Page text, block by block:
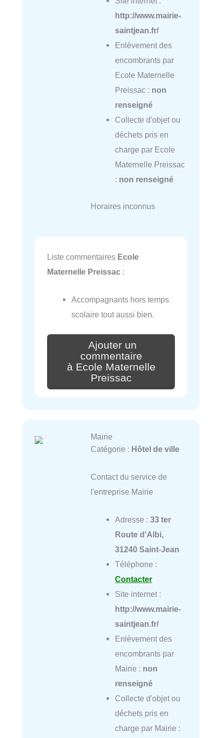
http://www.mairie-
saintjean.fr/
Enlèvement des
encombrants par
Ecole Maternelle
Preissac : non
renseigné
Collecte d'objet ou
déchets pris en
charge par Ecole
Maternelle Preissac
: non renseigné
Horaires inconnus
Liste commentaires Ecole
Maternelle Preissac :
Accompagnants hors temps
scolaire tout aussi bien.
Ajouter un
commentaire
à Ecole Maternelle
Preissac
Mairie
Catégorie : Hôtel de ville
Contact du service de
l'entreprise Mairie
Adresse : 33 ter
Route d'Albi,
31240 Saint-Jean
Téléphone :
Contacter
Site internet :
http://www.mairie-
saintjean.fr/
Enlèvement des
encombrants par
Mairie : non
renseigné
Collecte d'objet ou
déchets pris en
charge par Mairie :